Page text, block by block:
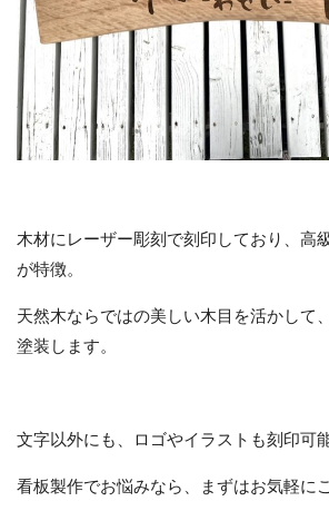
木材にレーザー彫刻で刻印しており、高
が特徴。
天然木ならではの美しい木目を活かして
塗装します。
文字以外にも、ロゴやイラストも刻印可能
看板製作でお悩みなら、まずはお気軽に